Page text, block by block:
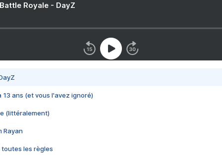
Royale - DayZ
13 ans (et vous l'avez ignoré)
(littéralement)
Rayan
toutes les règles